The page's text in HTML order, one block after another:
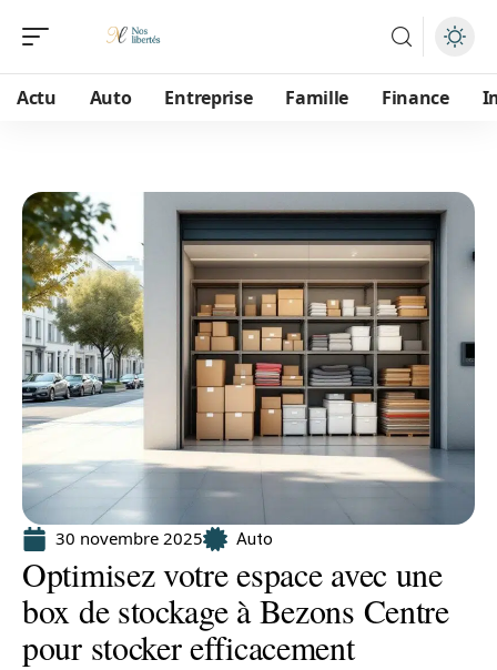
Actu Auto Entreprise Famille Finance
30 novembre 2025 Auto
Optimisez votre espace avec une
box de stockage à Bezons Centre
pour stocker efficacement